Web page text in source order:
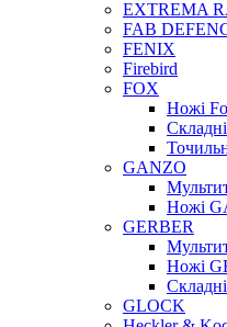
EXTREMA
FAB
FENIX
Firebird
FOX
Ножі
GANZO
Ножі
GERBER
Ножі
GLOCK